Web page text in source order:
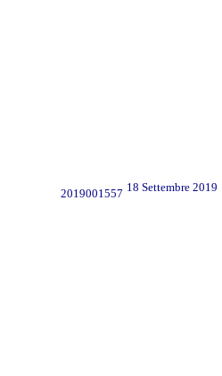
2019001557 18 Settembre 2019